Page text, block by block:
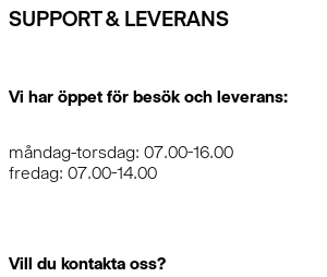
SUPPORT & LEVERANS
Vi har öppet för besök och leverans:
måndag-torsdag: 07.00-16.00
fredag: 07.00-14.00
Vill du kontakta oss?